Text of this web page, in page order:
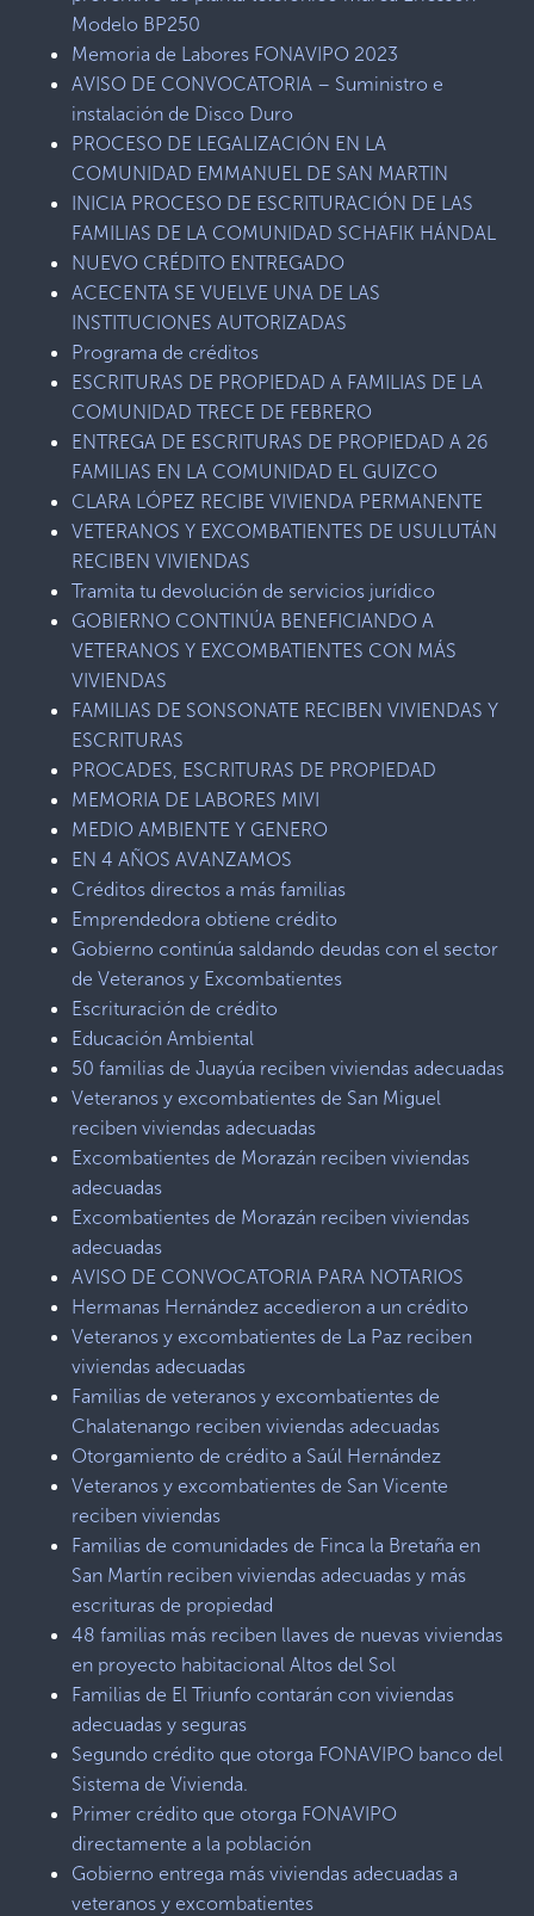
Modelo BP250
Memoria de Labores FONAVIPO 2023
AVISO DE CONVOCATORIA – Suministro e
instalación de Disco Duro
PROCESO DE LEGALIZACIÓN EN LA
COMUNIDAD EMMANUEL DE SAN MARTIN
INICIA PROCESO DE ESCRITURACIÓN DE LAS
FAMILIAS DE LA COMUNIDAD SCHAFIK HÁNDAL
NUEVO CRÉDITO ENTREGADO
ACECENTA SE VUELVE UNA DE LAS
INSTITUCIONES AUTORIZADAS
Programa de créditos
ESCRITURAS DE PROPIEDAD A FAMILIAS DE LA
COMUNIDAD TRECE DE FEBRERO
ENTREGA DE ESCRITURAS DE PROPIEDAD A 26
FAMILIAS EN LA COMUNIDAD EL GUIZCO
CLARA LÓPEZ RECIBE VIVIENDA PERMANENTE
VETERANOS Y EXCOMBATIENTES DE USULUTÁN
RECIBEN VIVIENDAS
Tramita tu devolución de servicios jurídico
GOBIERNO CONTINÚA BENEFICIANDO A
VETERANOS Y EXCOMBATIENTES CON MÁS
VIVIENDAS
FAMILIAS DE SONSONATE RECIBEN VIVIENDAS Y
ESCRITURAS
PROCADES, ESCRITURAS DE PROPIEDAD
MEMORIA DE LABORES MIVI
MEDIO AMBIENTE Y GENERO
EN 4 AÑOS AVANZAMOS
Créditos directos a más familias
Emprendedora obtiene crédito
Gobierno continúa saldando deudas con el sector
de Veteranos y Excombatientes
Escrituración de crédito
Educación Ambiental
50 familias de Juayúa reciben viviendas adecuadas
Veteranos y excombatientes de San Miguel
reciben viviendas adecuadas
Excombatientes de Morazán reciben viviendas
adecuadas
Excombatientes de Morazán reciben viviendas
adecuadas
AVISO DE CONVOCATORIA PARA NOTARIOS
Hermanas Hernández accedieron a un crédito
Veteranos y excombatientes de La Paz reciben
viviendas adecuadas
Familias de veteranos y excombatientes de
Chalatenango reciben viviendas adecuadas
Otorgamiento de crédito a Saúl Hernández
Veteranos y excombatientes de San Vicente
reciben viviendas
Familias de comunidades de Finca la Bretaña en
San Martín reciben viviendas adecuadas y más
escrituras de propiedad
48 familias más reciben llaves de nuevas viviendas
en proyecto habitacional Altos del Sol
Familias de El Triunfo contarán con viviendas
adecuadas y seguras
Segundo crédito que otorga FONAVIPO banco del
Sistema de Vivienda.
Primer crédito que otorga FONAVIPO
directamente a la población
Gobierno entrega más viviendas adecuadas a
veteranos y excombatientes